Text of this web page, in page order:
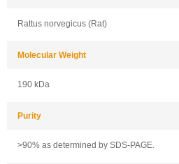
Rattus norvegicus (Rat)
Molecular Weight
190 kDa
Purity
>90% as determined by SDS-PAGE.